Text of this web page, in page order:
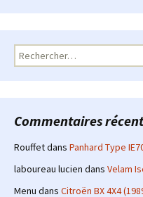
Rechercher :
Commentaires
Rouffetdans Panhard Type
laboureau lucien dans Velam
Menu dans Citroën BX 4X4